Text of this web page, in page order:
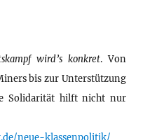
wird’s konkret. Von
bis zur Unterstützung
Solidarität hilft nicht nur
neue-klassenpolitik/